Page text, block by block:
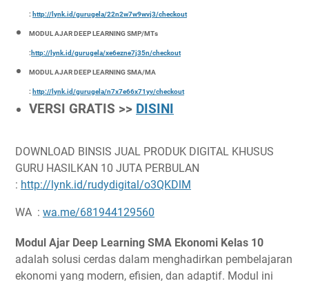
: http://lynk.id/gurugela/22n2w7w9wvj3/checkout
MODUL AJAR DEEP LEARNING SMP/MTs
: http://lynk.id/gurugela/xe6ezne7j35n/checkout
MODUL AJAR DEEP LEARNING SMA/MA
: http://lynk.id/gurugela/n7x7e66x71yv/checkout
VERSI GRATIS >> DISINI
DOWNLOAD BINSIS JUAL PRODUK DIGITAL KHUSUS
GURU HASILKAN 10 JUTA PERBULAN
: http://lynk.id/rudydigital/o3QKDlM
WA : wa.me/681944129560
Modul Ajar Deep Learning SMA Ekonomi Kelas 10
adalah solusi cerdas dalam menghadirkan pembelajaran
ekonomi yang modern, efisien, dan adaptif. Modul ini